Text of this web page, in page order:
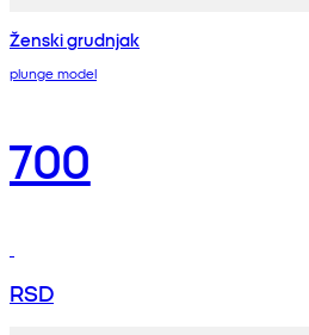
Ženski grudnjak
plunge model
700
RSD